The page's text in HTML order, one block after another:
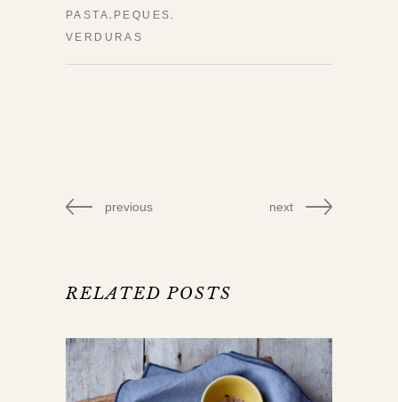
PASTA, PEQUES,
VERDURAS
previous next
RELATED POSTS